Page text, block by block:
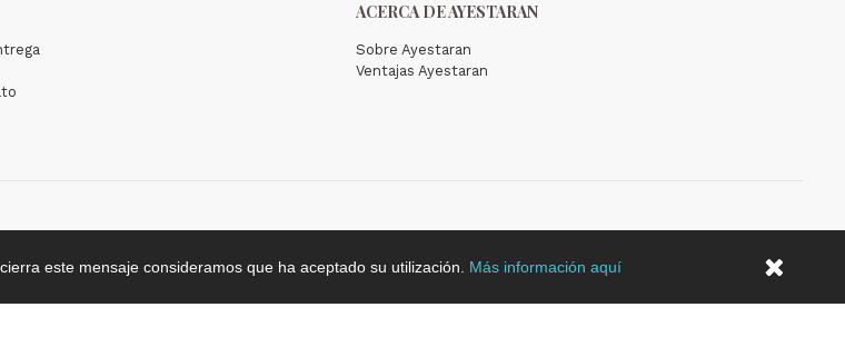
ACERCA DE AYESTARAN
Sobre Ayestaran
Ventajas Ayestaran
este mensaje consideramos que ha aceptado su utilización. Más información aquí